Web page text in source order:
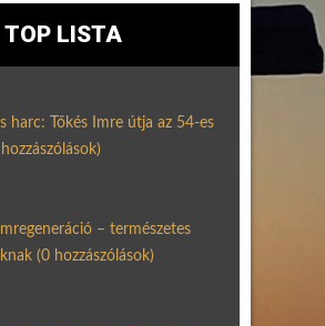
TOP LISTA
harc: Tőkés Imre útja az 54-es
– természetes
(0 hozzászólások)